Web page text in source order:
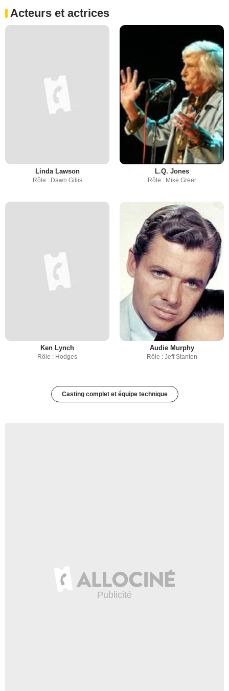
Acteurs et actrices
Linda Lawson
Rôle : Dawn Gillis
L.Q. Jones
Rôle : Mike Greer
Ken Lynch
Rôle : Hodges
Audie Murphy
Rôle : Jeff Stanton
Casting complet et équipe technique